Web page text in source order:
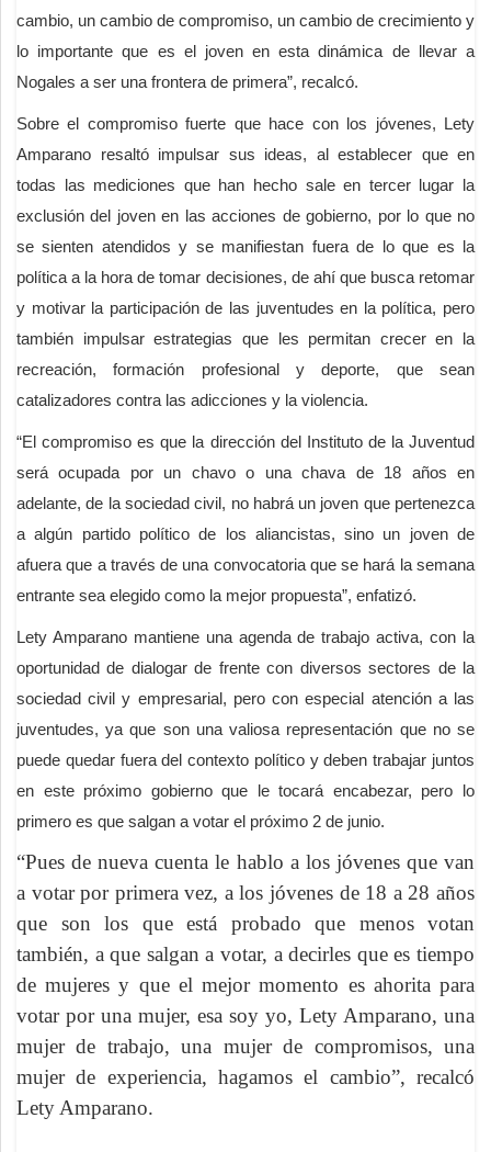
cambio, un cambio de compromiso, un cambio de crecimiento y
lo importante que es el joven en esta dinámica de llevar a
Nogales a ser una frontera de primera”, recalcó.
Sobre el compromiso fuerte que hace con los jóvenes, Lety
Amparano resaltó impulsar sus ideas, al establecer que en
todas las mediciones que han hecho sale en tercer lugar la
exclusión del joven en las acciones de gobierno, por lo que no
se sienten atendidos y se manifiestan fuera de lo que es la
política a la hora de tomar decisiones, de ahí que busca retomar
y motivar la participación de las juventudes en la política, pero
también impulsar estrategias que les permitan crecer en la
recreación, formación profesional y deporte, que sean
catalizadores contra las adicciones y la violencia.
“El compromiso es que la dirección del Instituto de la Juventud
será ocupada por un chavo o una chava de 18 años en
adelante, de la sociedad civil, no habrá un joven que pertenezca
a algún partido político de los aliancistas, sino un joven de
afuera que a través de una convocatoria que se hará la semana
entrante sea elegido como la mejor propuesta”, enfatizó.
Lety Amparano mantiene una agenda de trabajo activa, con la
oportunidad de dialogar de frente con diversos sectores de la
sociedad civil y empresarial, pero con especial atención a las
juventudes, ya que son una valiosa representación que no se
puede quedar fuera del contexto político y deben trabajar juntos
en este próximo gobierno que le tocará encabezar, pero lo
primero es que salgan a votar el próximo 2 de junio.
“Pues de nueva cuenta le hablo a los jóvenes que van
a votar por primera vez, a los jóvenes de 18 a 28 años
que son los que está probado que menos votan
también, a que salgan a votar, a decirles que es tiempo
de mujeres y que el mejor momento es ahorita para
votar por una mujer, esa soy yo, Lety Amparano, una
mujer de trabajo, una mujer de compromisos, una
mujer de experiencia, hagamos el cambio”, recalcó
Lety Amparano.